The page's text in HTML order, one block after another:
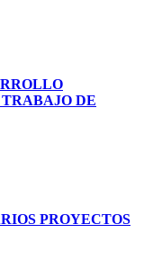
DE
PROYECTOS